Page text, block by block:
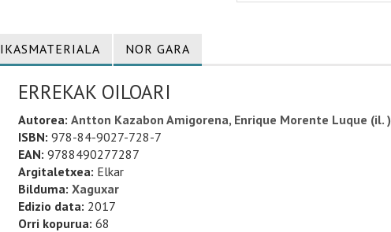
IKASMATERIALA NOR GARA
ERREKAK OILOARI
Autorea: Antton Kazabon Amigorena, Enrique Morente Luque (il. )
ISBN: 978-84-9027-728-7
EAN: 9788490277287
Argitaletxea: Elkar
Bilduma: Xaguxar
Edizio data: 2017
Orri kopurua: 68